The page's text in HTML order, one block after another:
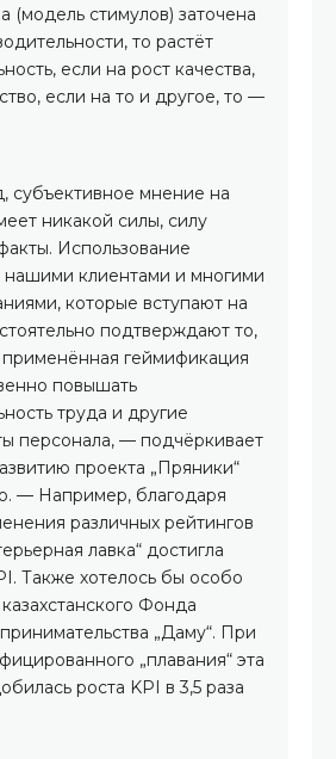
(модель стимулов) заточена
то растёт
если на рост качества,
если на то и другое, то —
субъективное мнение на
никакой силы, силу
Использование
клиентами и многими
которые вступают на
подтверждают то,
применённая геймификация
повышать
труда и другие
персонала, — подчёркивает
проекта „Пряники“
— Например, благодаря
различных рейтингов
лавка“ достигла
Также хотелось бы особо
Фонда
„Даму“. При
„плавания“ эта
роста KPI в 3,5 раза